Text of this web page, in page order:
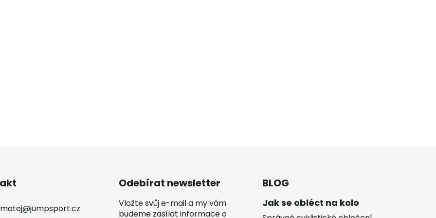
matej@jumpsport.cz
Odebírat newsletter
Vložte svůj e-mail a my vám
budeme zasílat informace o
BLOG
Jak se obléct na kolo